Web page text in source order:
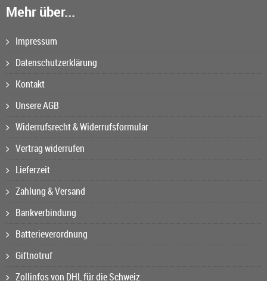
Mehr über...
Impressum
Datenschutzerklärung
Kontakt
Unsere AGB
Widerrufsrecht & Widerrufsformular
Vertrag widerrufen
Lieferzeit
Zahlung & Versand
Bankverbindung
Batterieverordnung
Giftnotruf
Zollinfos von DHL für die Schweiz